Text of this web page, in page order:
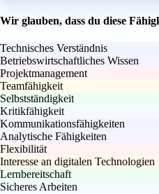
Wir glauben, dass du diese
Technisches Verständnis
Betriebswirtschaftliches Wissen
Projektmanagement
Teamfähigkeit
Selbstständigkeit
Kritikfähigkeit
Kommunikationsfähigkeiten
Analytische Fähigkeiten
Flexibilität
Interesse an digitalen Technologien
Lernbereitschaft
Sicheres Arbeiten